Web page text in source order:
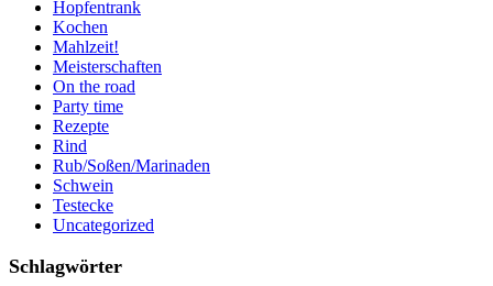
Hopfentrank
Kochen
Mahlzeit!
Meisterschaften
On the road
Party time
Rezepte
Rind
Rub/Soßen/Marinaden
Schwein
Testecke
Uncategorized
Schlagwörter